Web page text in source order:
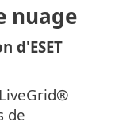
nuage
d'ESET
de